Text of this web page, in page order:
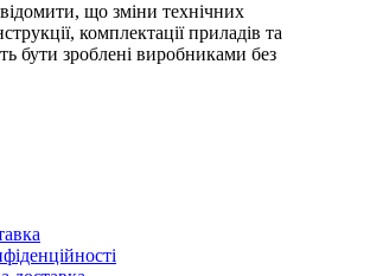
що зміни технічних
комплектації приладів та
бути зроблені виробниками без